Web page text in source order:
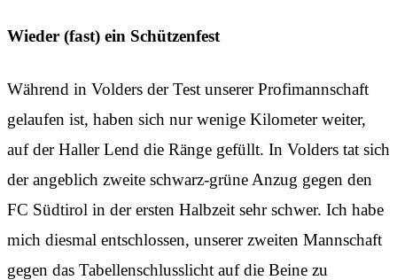
Wieder (fast) ein Schützenfest
Während in Volders der Test unserer Profimannschaft
gelaufen ist, haben sich nur wenige Kilometer weiter,
auf der Haller Lend die Ränge gefüllt. In Volders tat sich
der angeblich zweite schwarz-grüne Anzug gegen den
FC Südtirol in der ersten Halbzeit sehr schwer. Ich habe
mich diesmal entschlossen, unserer zweiten Mannschaft
gegen das Tabellenschlusslicht auf die Beine zu